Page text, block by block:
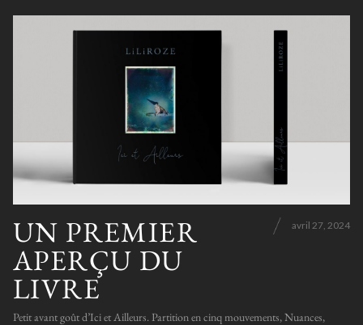
UN PREMIER
APERÇU DU
LIVRE
avril 27, 2024
Petit avant goût d’Ici et Ailleurs. Partition en cinq mouvements, Nuances,